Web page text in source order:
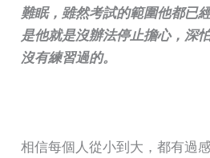
難眠，雖然考試的範圍他都已
是他就是沒辦法停止擔心，深
沒有練習過的。
相信每個人從小到大，都有過